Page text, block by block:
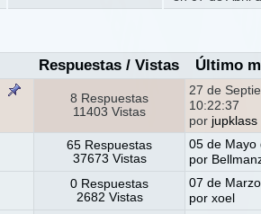
Respuestas /Vistas Último
8 Respuestas
11403 Vistas
27 de
10:22:37
por jupklass
65 Respuestas
37673 Vistas
05 de Mayo
por
0 Respuestas
2682 Vistas
07 de
porxoel